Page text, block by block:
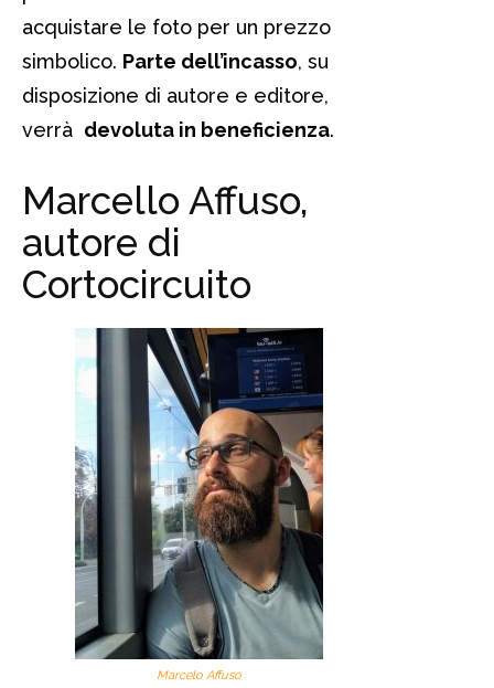
acquistare le foto per un prezzo
simbolico. Parte dell’incasso, su
disposizione di autore e editore,
verrà devoluta in beneficienza.
Marcello Affuso,
autore di
Cortocircuito
Marcelo Affuso